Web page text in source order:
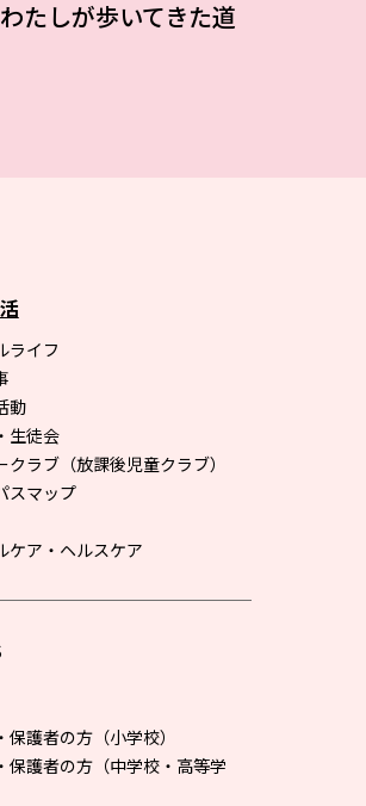
わたしが歩いてきた道
ライフ
動
生徒会
クラブ（放課後児童クラブ）
スマップ
ケア・ヘルスケア
保護者の方（小学校）
保護者の方（中学校・高等学